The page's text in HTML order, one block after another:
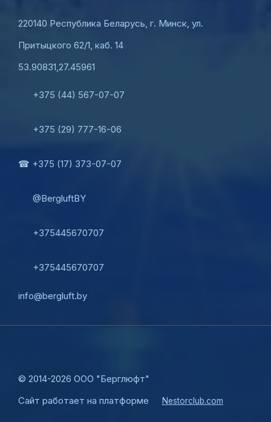
220140 Республика Беларусь, г. Минск, ул.
Притыцкого 62/1, каб. 14
53.90831,27.45961
+375 (44) 567-07-07
+375 (29) 777-16-06
☎ +375 (17) 373-07-07
@BergluftBY
+375445670707
+375445670707
info@bergluft.by
© 2014-2026 ООО "Берглюфт"
Сайт работает на платформе
Nestorclub.com